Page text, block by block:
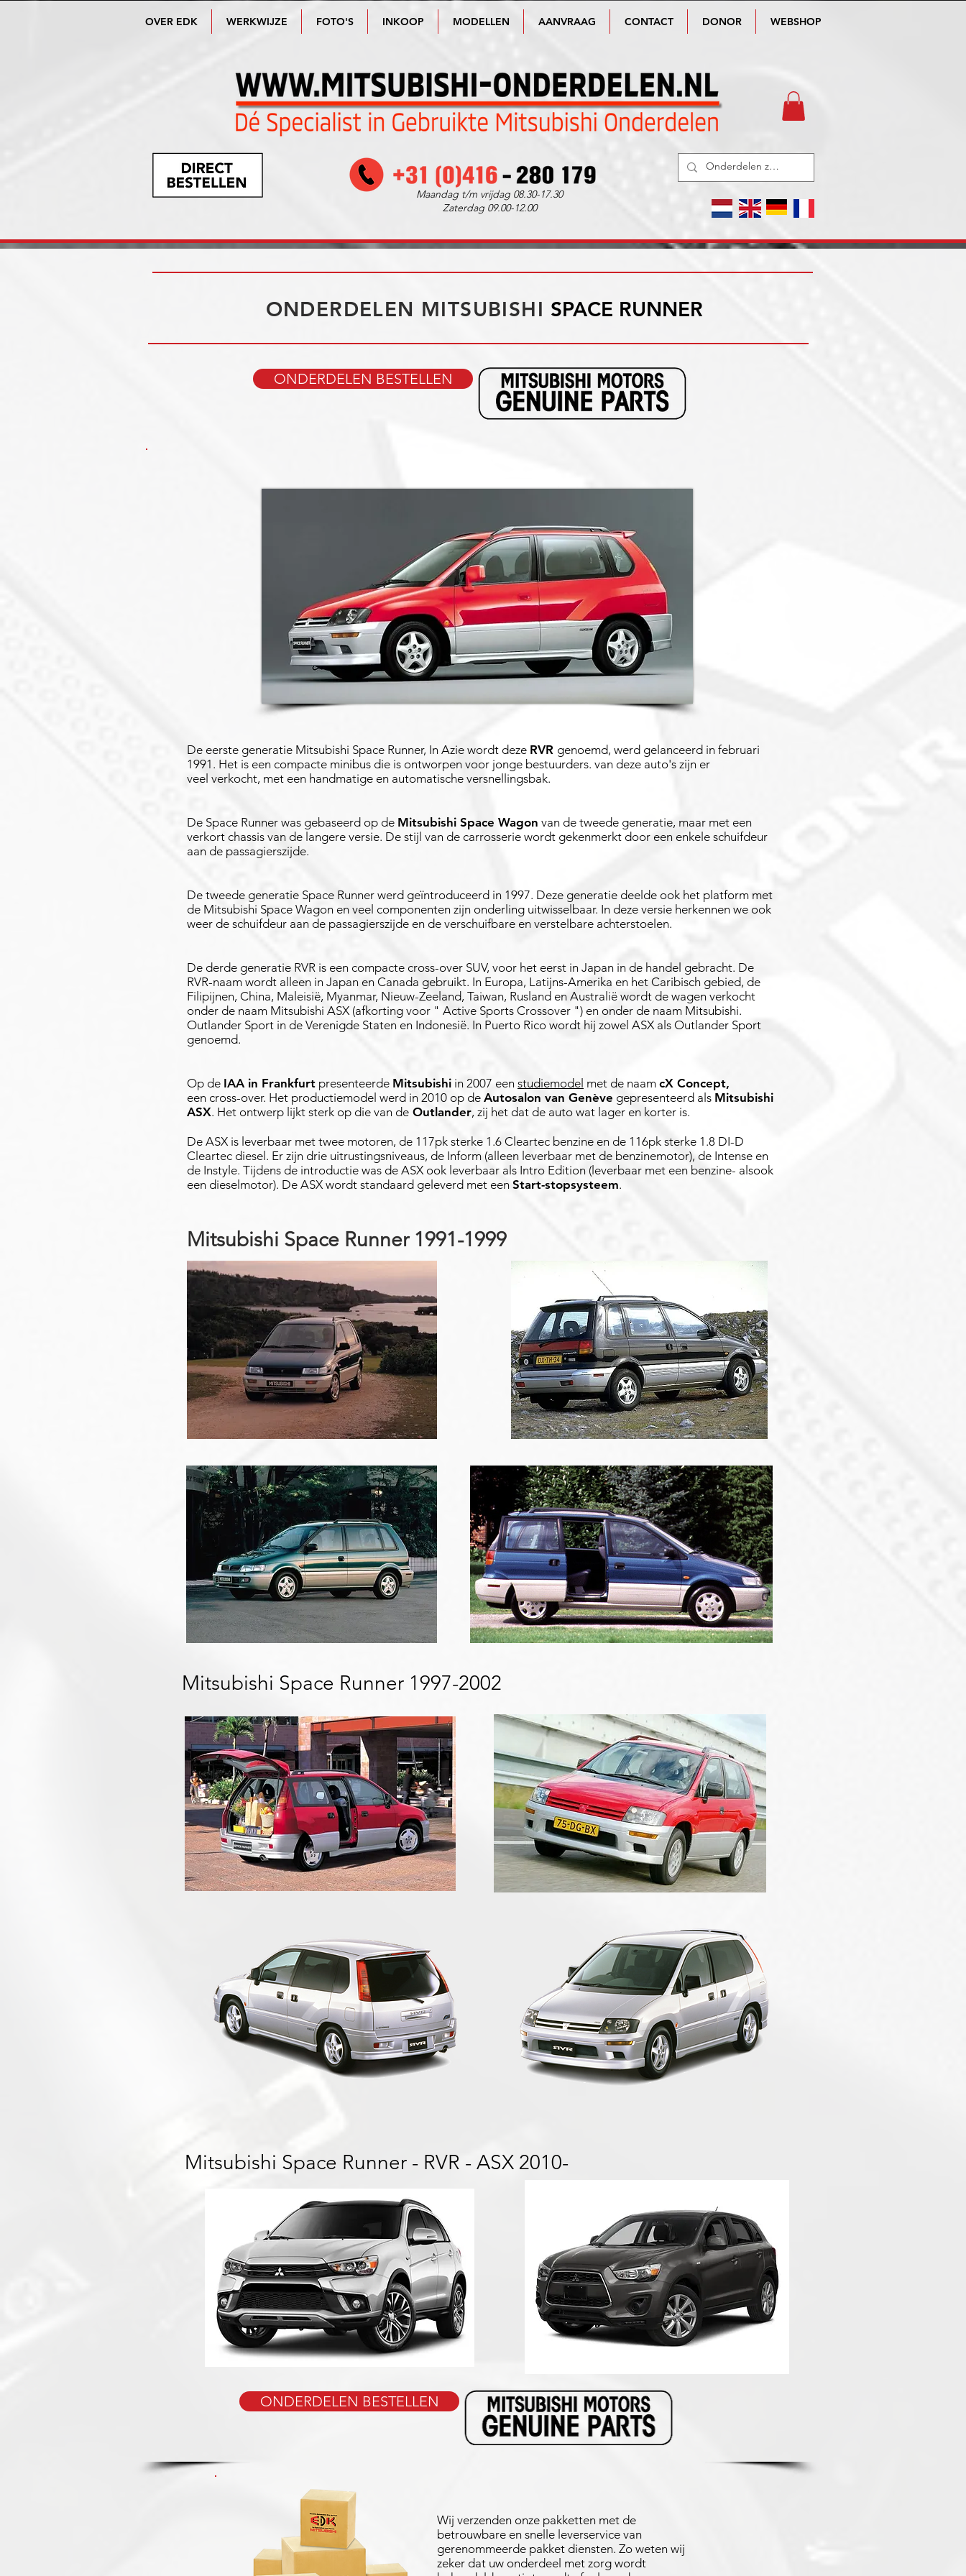
OVER EDK WERKWIJZE FOTO'S INKOOP MODELLEN AANVRAAG CONTACT DONOR WEBSHOP
Maandag t/m vrijdag 08.30-17.30
Zaterdag 09.00-12.00
ONDERDELEN MITSUBISHI SPACE RUNNER
ONDERDELEN BESTELLEN
De eerste generatie Mitsubishi Space Runner, In Azie wordt deze RVR genoemd, werd gelanceerd in februari
1991. Het is een compacte minibus die is ontworpen voor jonge bestuurders. van deze auto's zijn er
veel verkocht, met een handmatige en automatische versnellingsbak.
De Space Runner was gebaseerd op de Mitsubishi Space Wagon van de tweede generatie, maar met een
verkort chassis van de langere versie. De stijl van de carrosserie wordt gekenmerkt door een enkele schuifdeur
aan de passagierszijde.
De tweede generatie Space Runner werd geïntroduceerd in 1997. Deze generatie deelde ook het platform met
de Mitsubishi Space Wagon en veel componenten zijn onderling uitwisselbaar. In deze versie herkennen we ook
weer de schuifdeur aan de passagierszijde en de verschuifbare en verstelbare achterstoelen.
De derde generatie RVR is een compacte cross-over SUV, voor het eerst in Japan in de handel gebracht. De
RVR-naam wordt alleen in Japan en Canada gebruikt. In Europa, Latijns-Amerika en het Caribisch gebied, de
Filipijnen, China, Maleisië, Myanmar, Nieuw-Zeeland, Taiwan, Rusland en Australië wordt de wagen verkocht
onder de naam Mitsubishi ASX (afkorting voor " Active Sports Crossover ") en onder de naam Mitsubishi.
Outlander Sport in de Verenigde Staten en Indonesië. In Puerto Rico wordt hij zowel ASX als Outlander Sport
genoemd.
Op de IAA in Frankfurt presenteerde Mitsubishi in 2007 een studiemodel met de naam cX Concept,
een cross-over. Het productiemodel werd in 2010 op de Autosalon van Genève gepresenteerd als Mitsubishi
ASX. Het ontwerp lijkt sterk op die van de Outlander, zij het dat de auto wat lager en korter is.
De ASX is leverbaar met twee motoren, de 117pk sterke 1.6 Cleartec benzine en de 116pk sterke 1.8 DI-D
Cleartec diesel. Er zijn drie uitrustingsniveaus, de Inform (alleen leverbaar met de benzinemotor), de Intense en
de Instyle. Tijdens de introductie was de ASX ook leverbaar als Intro Edition (leverbaar met een benzine- alsook
een dieselmotor). De ASX wordt standaard geleverd met een Start-stopsysteem.
Mitsubishi Space Runner 1991-1999
Mitsubishi Space Runner 1997-2002
Mitsubishi Space Runner - RVR - ASX 2010-
ONDERDELEN BESTELLEN
Wij verzenden onze pakketten met de
betrouwbare en snelle leverservice van
gerenommeerde pakket diensten. Zo weten wij
zeker dat uw onderdeel met zorg wordt